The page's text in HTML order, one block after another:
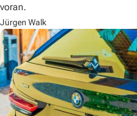
voran.
Jürgen Walk